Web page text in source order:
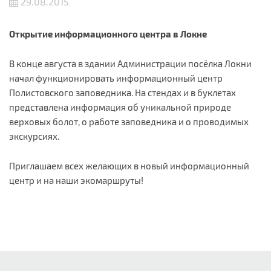
Открытие информационного центра в Локне
В конце августа в здании Администрации посёлка Локни
начал функционировать информационный центр
Полистовского заповедника. На стендах и в буклетах
представлена информация об уникальной природе
верховых болот, о работе заповедника и о проводимых
экскурсиях.
Приглашаем всех желающих в новый информационный
центр и на наши экомаршруты!